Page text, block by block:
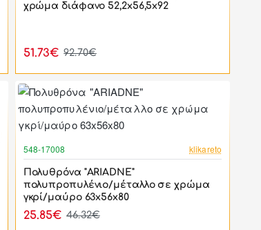
χρώμα διάφανο 52,2x56,5x92
51.73€ 92.70€
548-17008 klikareto
Πολυθρόνα "ARIADNE"
πολυπροπυλένιο/μέταλλο σε χρώμα
γκρί/μαύρο 63x56x80
25.85€ 46.32€